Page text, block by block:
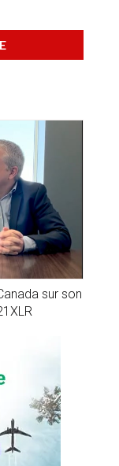
sur son